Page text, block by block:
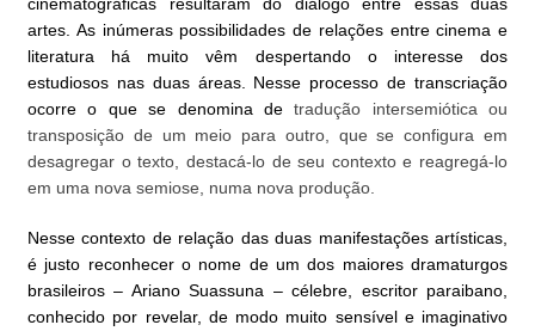
artes. As inúmeras possibilidades de relações entre cinema e
literatura há muito vêm despertando o interesse dos
estudiosos nas duas áreas. Nesse processo de transcriação
ocorre o que se denomina detradução intersemiótica ou
transposição de um meio para outro, que se configura em
desagregar o texto, destacá-lo de seu contexto e reagregá-lo
em uma nova semiose, numa nova produção.
Nesse contexto de relação das duas manifestações artísticas,
é justo reconhecer o nome de um dos maiores dramaturgos
brasileiros – Ariano Suassuna – célebre, escritor paraibano,
conhecido por revelar, de modo muito sensível e imaginativo